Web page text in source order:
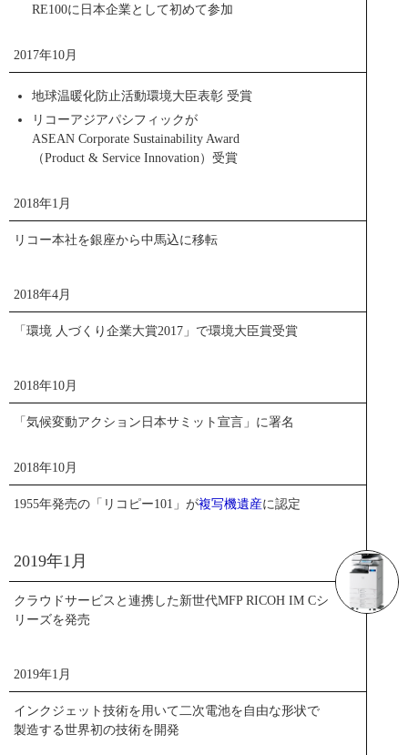
閉じる
脳の神経活動を見える化する脳磁計
閉じる
ニュースリリース
PDF
RE100に日本企業として初めて参加
2017年10月
地球温暖化防止活動環境大臣表彰 受賞
リコーアジアパシフィックが
ASEAN Corporate Sustainability Award
（Product & Service Innovation）受賞
2018年1月
リコー本社を銀座から中馬込に移転
2018年4月
「環境 人づくり企業大賞2017」で環境大臣賞受賞
2018年10月
「気候変動アクション日本サミット宣言」に署名
2018年10月
1955年発売の「リコピー101」が複写機遺産に認定
2019年1月
クラウドサービスと連携した新世代MFP RICOH IM Cシ
リーズを発売
2019年1月
インクジェット技術を用いて二次電池を自由な形状で
製造する世界初の技術を開発